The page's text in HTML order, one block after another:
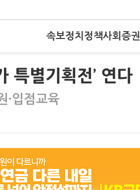
속보정치 정책사회 증권
특별기획전’ 연다
입점교육